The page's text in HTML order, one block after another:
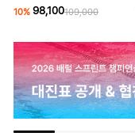
10% 98,100109,000